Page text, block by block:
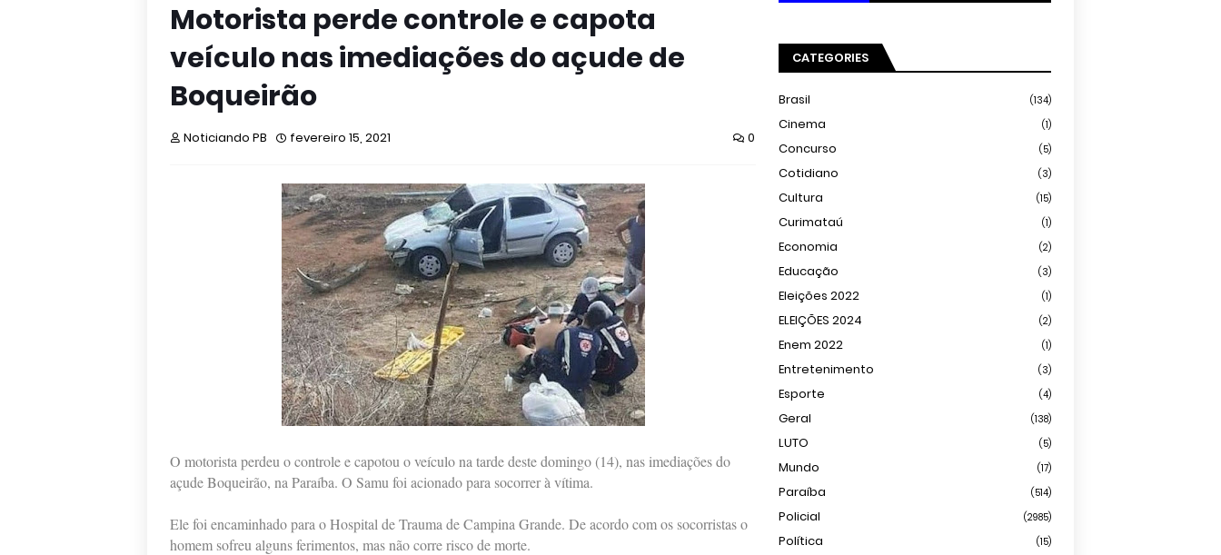
Motorista perde controle e capota
veículo nas imediações do açude de
Boqueirão
Noticiando PB fevereiro 15, 2021 0
O motorista perdeu o controle e capotou o veículo na tarde deste domingo (14), nas imediações do
açude Boqueirão, na Paraíba. O Samu foi acionado para socorrer à vítima.
Ele foi encaminhado para o Hospital de Trauma de Campina Grande. De acordo com os socorristas o
homem sofreu alguns ferimentos, mas não corre risco de morte.
CATEGORIES
Brasil (134)
Cinema (1)
Concurso (5)
Cotidiano (3)
Cultura (15)
Curimataú (1)
Economia (2)
Educação (3)
Eleições 2022 (1)
ELEIÇÕES 2024 (2)
Enem 2022 (1)
Entretenimento (3)
Esporte (4)
Geral (138)
LUTO (5)
Mundo (17)
Paraíba (514)
Policial (2985)
Política (15)